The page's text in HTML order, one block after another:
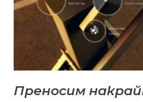
Преносим